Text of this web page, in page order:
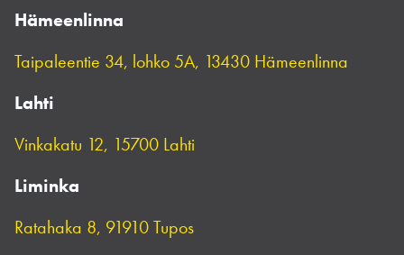
Hämeenlinna
Taipaleentie 34, lohko 5A, 13430 Hämeenlinna
Lahti
Vinkakatu 12, 15700 Lahti
Liminka
Ratahaka 8, 91910 Tupos